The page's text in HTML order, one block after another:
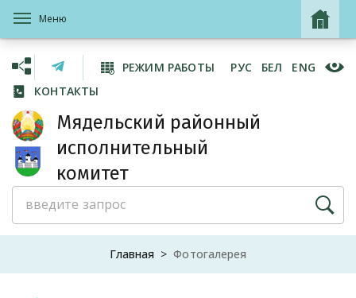
Меню
КОНТАКТЫ
РЕЖИМ РАБОТЫ РУС БЕЛ ENG
Мядельский районный
исполнительный
комитет
Главная Фотогалерея